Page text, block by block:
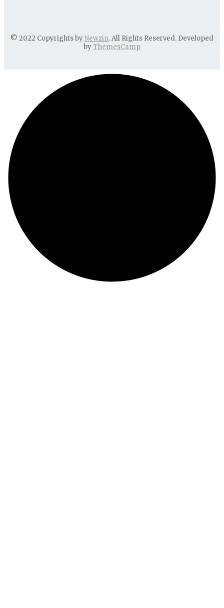
© 2022 Copyrights byNewzin. All Rights Reserved. Developed
byThemesCamp